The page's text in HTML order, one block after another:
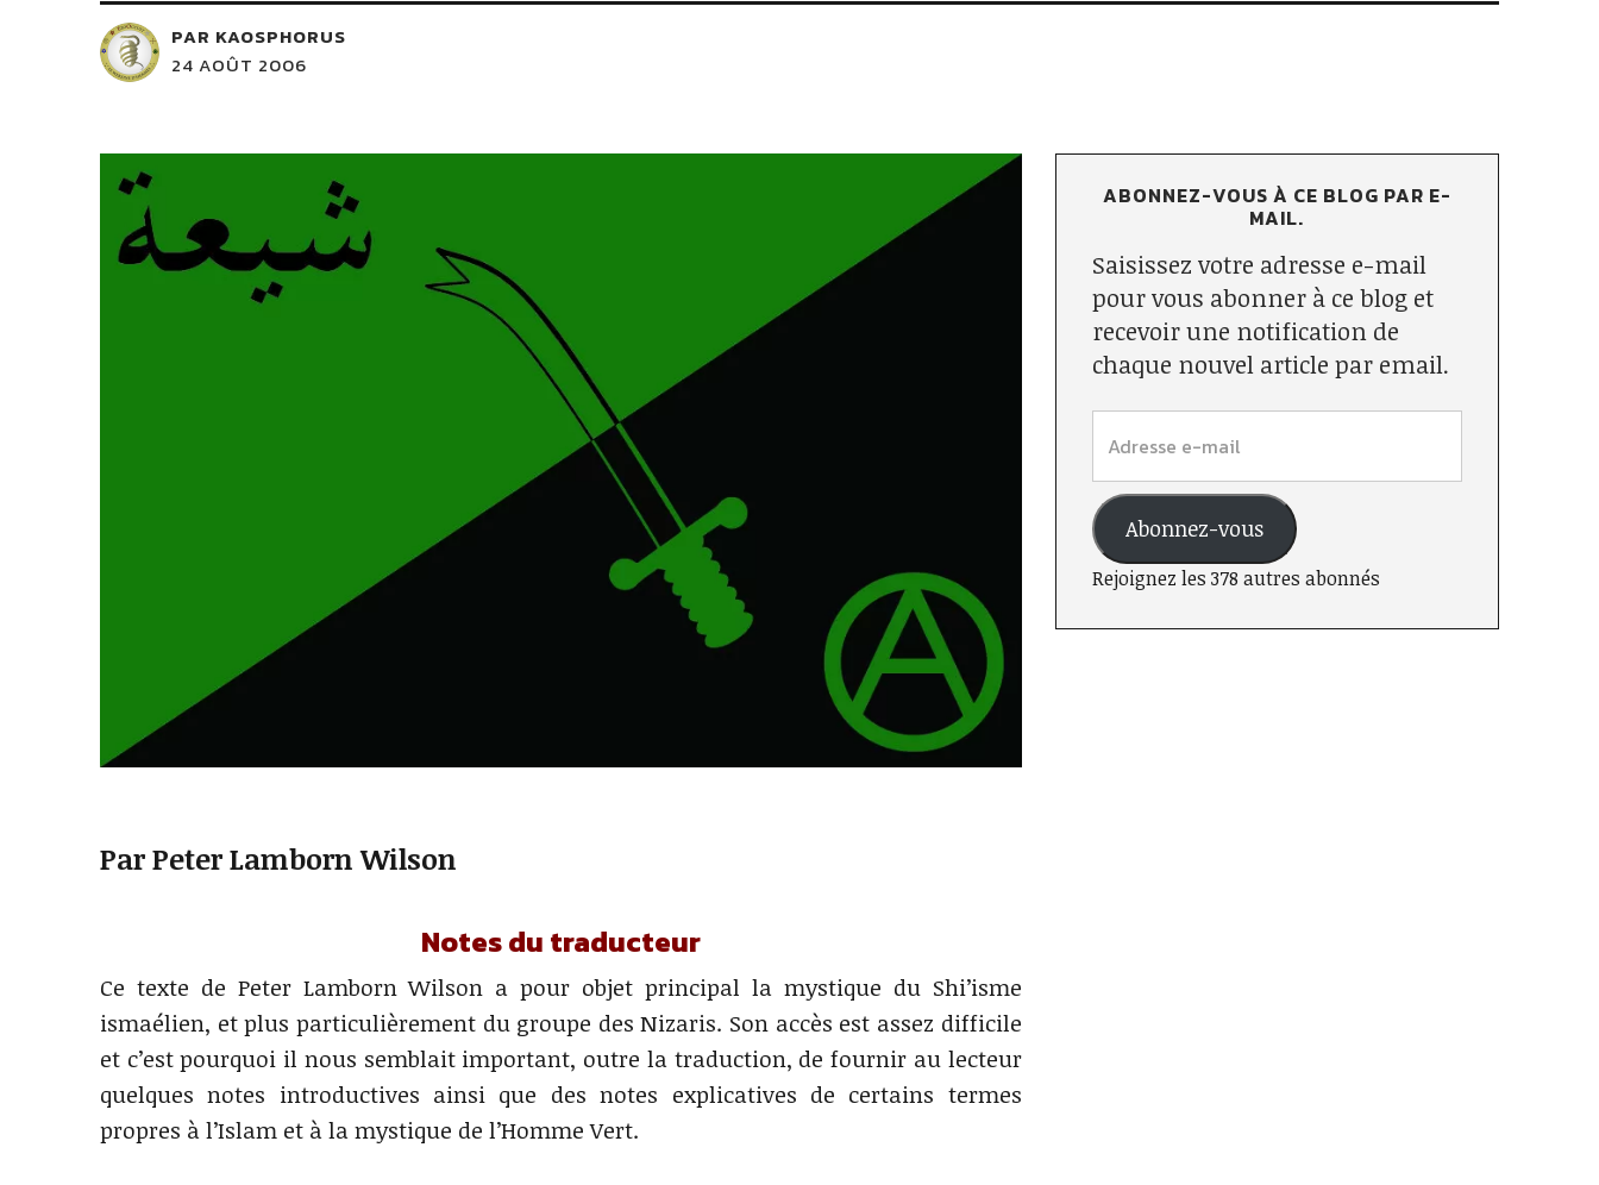
PAR KAOSPHORUS
24 AOÛT 2006
Par Peter Lamborn Wilson
Notes du traducteur
Ce texte de Peter Lamborn Wilson a pour objet principal la mystique du Shi’isme
ismaélien, et plus particulièrement du groupe des Nizaris. Son accès est assez difficile
et c’est pourquoi il nous semblait important, outre la traduction, de fournir au lecteur
quelques notes introductives ainsi que des notes explicatives de certains termes
propres à l’Islam et à la mystique de l’Homme Vert.
ABONNEZ-VOUS À CE BLOG PAR E-
MAIL.
Saisissez votre adresse e-mail
pour vous abonner à ce blog et
recevoir une notification de
chaque nouvel article par email.
Abonnez-vous
Rejoignez les 378 autres abonnés